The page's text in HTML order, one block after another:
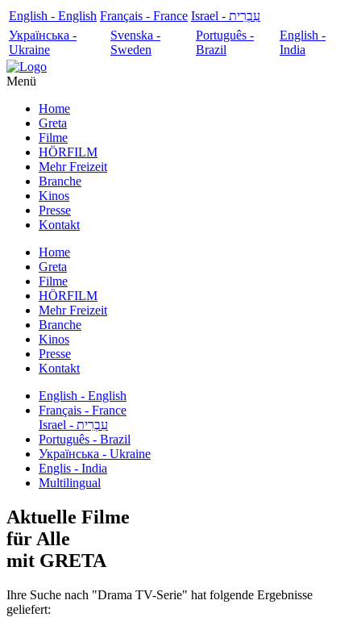
English - English Français - France
עִבְרִית - Israel
Українська -
Ukraine
Svenska -
Sweden
Português -
Brazil
English -
India
Menü
Home
Greta
Filme
HÖRFILM
Mehr Freizeit
Branche
Kinos
Presse
Kontakt
Home
Greta
Filme
HÖRFILM
Mehr Freizeit
Branche
Kinos
Presse
Kontakt
English - English
Français - France
עִבְרִית - Israel
Português - Brazil
Українська - Ukraine
Englis - India
Multilingual
Aktuelle Filme
für Alle
mit GRETA
Ihre Suche nach "Drama TV-Serie" hat folgende Ergebnisse
geliefert: